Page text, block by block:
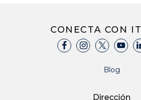
CONECTA CON
Blog
Dirección